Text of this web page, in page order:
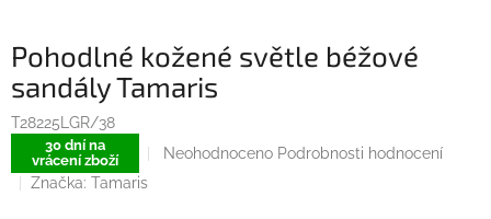
Pohodlné kožené světle béžové
sandály Tamaris
T28225LGR/38
30 dní na
vrácení zboží
Průměrné
Neohodnoceno Podrobnosti hodnocení
Značka: Tamaris